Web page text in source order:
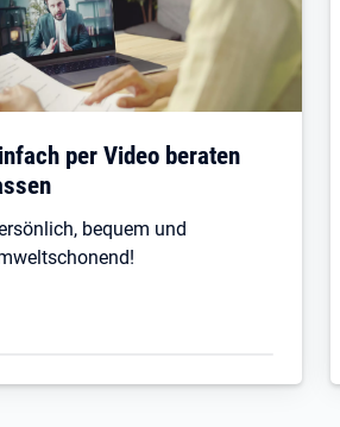
in neuem Tab
per Video beraten
bequem und